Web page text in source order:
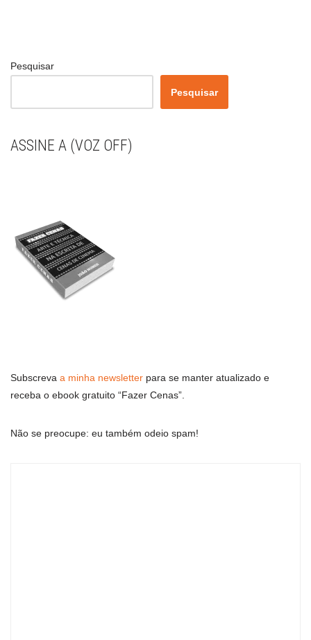
Pesquisar
Pesquisar
ASSINE A (VOZ OFF)
Subscreva a minha newsletter para se manter atualizado e
receba o ebook gratuito “Fazer Cenas”.
Não se preocupe: eu também odeio spam!